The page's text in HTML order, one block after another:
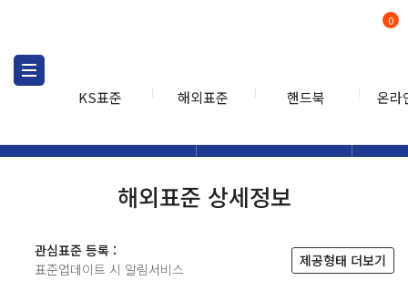
KS표준 해외표준 핸드북 온라
0
해외표준 상세정보
관심표준 등록 :
표준업데이트 시 알림서비스
제공형태 더보기